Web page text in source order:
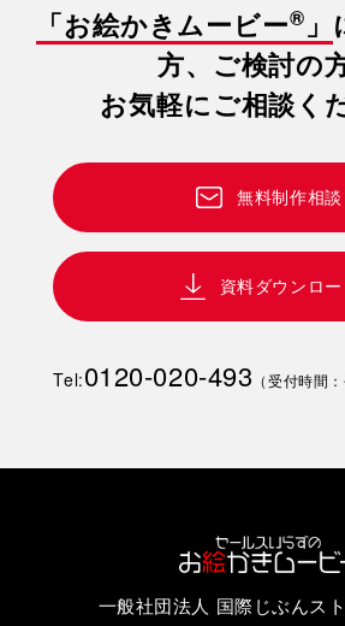
「お絵かきムービー® 」
方、ご検討の
お気軽にご相談く
無料制作相談
資料ダウンロー
Tel:0120-020-493 （受付時間
一般社団法人 国際じぶんス